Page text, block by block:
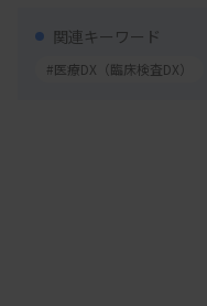
関連キーワード
#医療DX（臨床検査DX）